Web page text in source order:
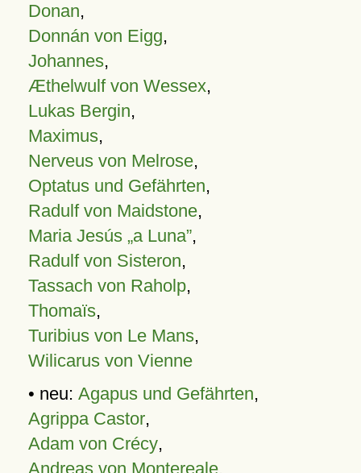
Donan,
Donnán von Eigg,
Johannes,
Æthelwulf von Wessex,
Lukas Bergin,
Maximus,
Nerveus von Melrose,
Optatus und Gefährten,
Radulf von Maidstone,
Maria Jesús „a Luna”,
Radulf von Sisteron,
Tassach von Raholp,
Thomaïs,
Turibius von Le Mans,
Wilicarus von Vienne
• neu: Agapus und Gefährten,
Agrippa Castor,
Adam von Crécy,
Andreas von Montereale,